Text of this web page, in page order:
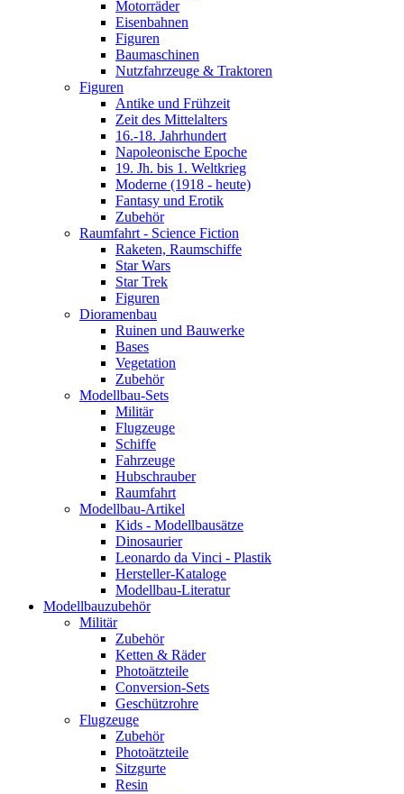
Motorräder
Eisenbahnen
Figuren
Baumaschinen
Nutzfahrzeuge & Traktoren
Figuren
Antike und Frühzeit
Zeit des Mittelalters
16.-18. Jahrhundert
Napoleonische Epoche
19. Jh. bis 1. Weltkrieg
Moderne (1918 - heute)
Fantasy und Erotik
Zubehör
Raumfahrt - Science Fiction
Raketen, Raumschiffe
Star Wars
Star Trek
Figuren
Dioramenbau
Ruinen und Bauwerke
Bases
Vegetation
Zubehör
Modellbau-Sets
Militär
Flugzeuge
Schiffe
Fahrzeuge
Hubschrauber
Raumfahrt
Modellbau-Artikel
Kids - Modellbausätze
Dinosaurier
Leonardo da Vinci - Plastik
Hersteller-Kataloge
Modellbau-Literatur
Modellbauzubehör
Militär
Zubehör
Ketten & Räder
Photoätzteile
Conversion-Sets
Geschützrohre
Flugzeuge
Zubehör
Photoätzteile
Sitzgurte
Resin